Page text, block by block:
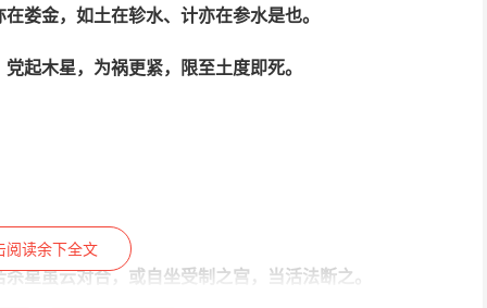
娄金，如土在轸水、计亦在参水是也。
起木星，为祸更紧，限至土度即死。
星虽云对合，或自坐受制之宫，当活法断之。
阅读余下全文